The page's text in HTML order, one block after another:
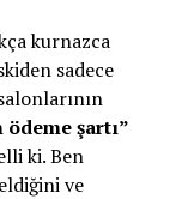
kurnazca
sadece
ödeme şartı”
ki. Ben
ve